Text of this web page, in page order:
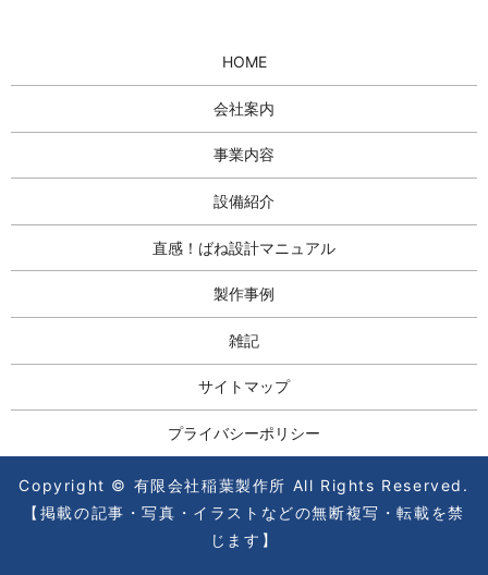
HOME
会社案内
事業内容
設備紹介
直感！ばね設計マニュアル
製作事例
雑記
サイトマップ
プライバシーポリシー
Copyright © 有限会社稲葉製作所 All Rights Reserved.
【掲載の記事・写真・イラストなどの無断複写・転載を禁
じます】